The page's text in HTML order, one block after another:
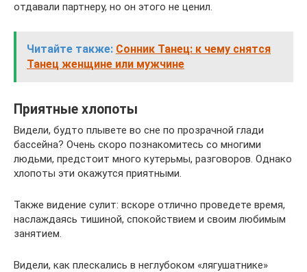
отдавали партнеру, но он этого не ценил.
Читайте также: Сонник Танец: к чему снятся
Танец женщине или мужчине
Приятные хлопоты
Видели, будто плывете во сне по прозрачной глади
бассейна? Очень скоро познакомитесь со многими
людьми, предстоит много кутерьмы, разговоров. Однако
хлопоты эти окажутся приятными.
Также видение сулит: вскоре отлично проведете время,
наслаждаясь тишиной, спокойствием и своим любимым
занятием.
Видели, как плескались в неглубоком «лягушатнике»